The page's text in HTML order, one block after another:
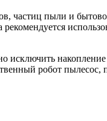
частиц пыли и
робот